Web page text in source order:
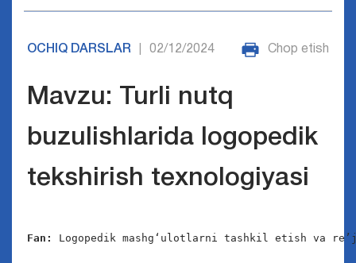
OCHIQ DARSLAR 02/12/2024 Chop etish
Mavzu: Turli nutq
buzulishlarida logopedik
tekshirish texnologiyasi
Fan: Logopedik mashg‘ulotlarni tashkil etish va